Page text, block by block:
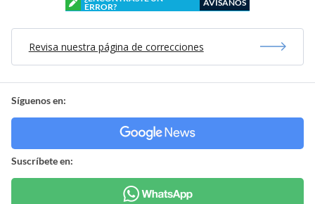
ERROR?
AVÍSANOS
Revisa nuestra página de correcciones
Síguenos en:
Suscríbete en: